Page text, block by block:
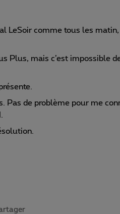
LeSoir comme tous les
Plus, mais c’est impossible
Pas de problème pour me